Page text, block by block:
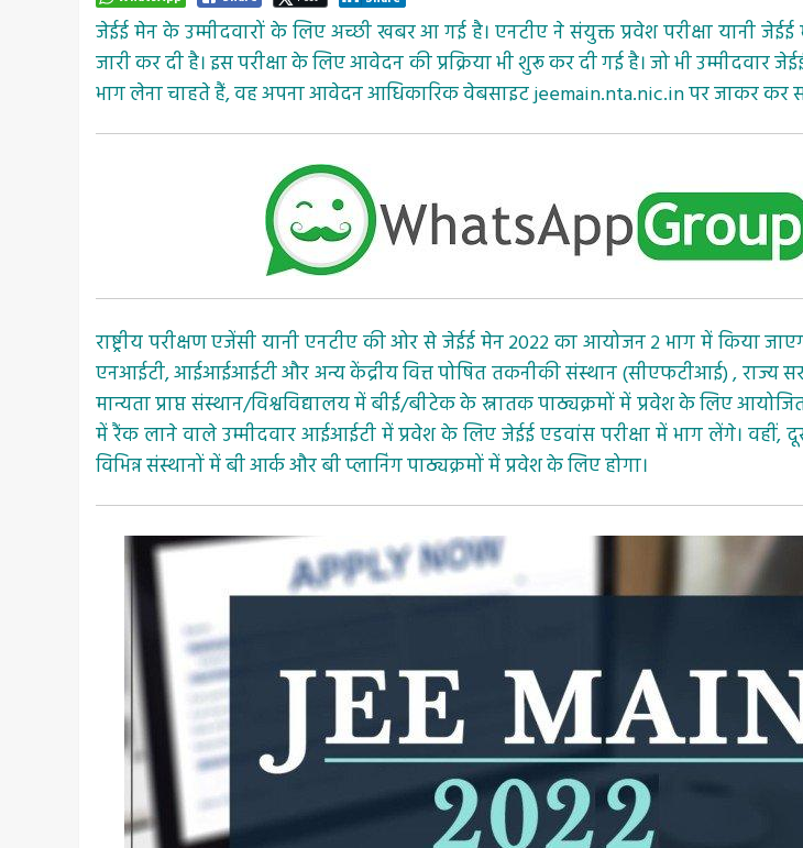
जेईई मेन के उम्मीदवारों के लिए अच्छी खबर आ गई है। एनटीए ने संयुक्त प्रवेश परीक्षा यानी
जारी कर दी है। इस परीक्षा के लिए आवेदन की प्रक्रिया भी शुरू कर दी गई है। जो भी उम्मीदवार
भाग लेना चाहते हैं, वह अपना आवेदन आधिकारिक वेबसाइट jeemain.nta.nic.in पर जाकर कर
राष्ट्रीय परीक्षण एजेंसी यानी एनटीए की ओर से जेईई मेन 2022 का आयोजन 2 भाग में किया
एनआईटी, आईआईआईटी और अन्य केंद्रीय वित्त पोषित तकनीकी संस्थान (सीएफटीआई) , राज्य
मान्यता प्राप्त संस्थान/विश्वविद्यालय में बीई/बीटेक के स्नातक पाठ्यक्रमों में प्रवेश के लिए
में रैंक लाने वाले उम्मीदवार आईआईटी में प्रवेश के लिए जेईई एडवांस परीक्षा में भाग लेंगे। वहीं,
विभिन्न संस्थानों में बी आर्क और बी प्लानिंग पाठ्यक्रमों में प्रवेश के लिए होगा।